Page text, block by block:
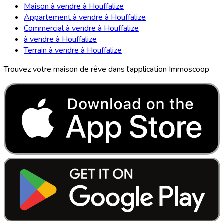
Maison à vendre à Houffalize
Appartement à vendre à Houffalize
Commercial à vendre à Houffalize
à vendre à Houffalize
Terrain à vendre à Houffalize
Trouvez votre maison de rêve dans l'application Immoscoop